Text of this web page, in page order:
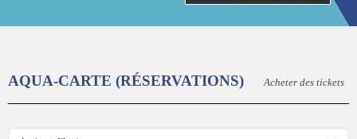
!
AQUA-CARTE (RÉSERVATIONS) Acheter des tickets